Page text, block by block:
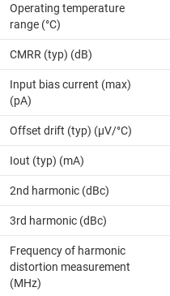
Operating temperature
range (°C)
CMRR (typ) (dB)
Input bias current (max)
(pA)
Offset drift (typ) (µV/°C)
Iout (typ) (mA)
2nd harmonic (dBc)
3rd harmonic (dBc)
Frequency of harmonic
distortion measurement
(MHz)